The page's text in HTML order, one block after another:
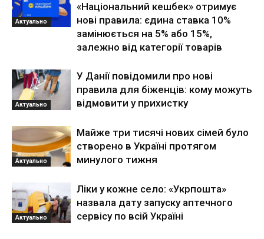
Актуально
«Національний кешбек» отримує
нові правила: єдина ставка 10%
замінюється на 5% або 15%,
залежно від категорії товарів
Актуально
У Данії повідомили про нові
правила для біженців: кому можуть
відмовити у прихистку
Актуально
Майже три тисячі нових сімей було
створено в Україні протягом
минулого тижня
Актуально
Ліки у кожне село: «Укрпошта»
назвала дату запуску аптечного
сервісу по всій Україні